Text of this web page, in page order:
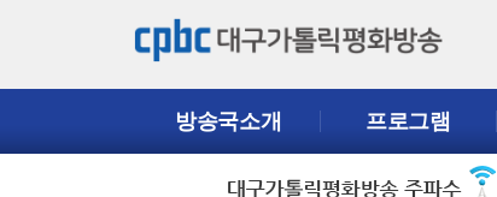
방송국소개 프로그램